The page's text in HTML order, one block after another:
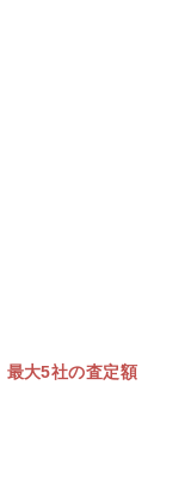
最大5社の査定額